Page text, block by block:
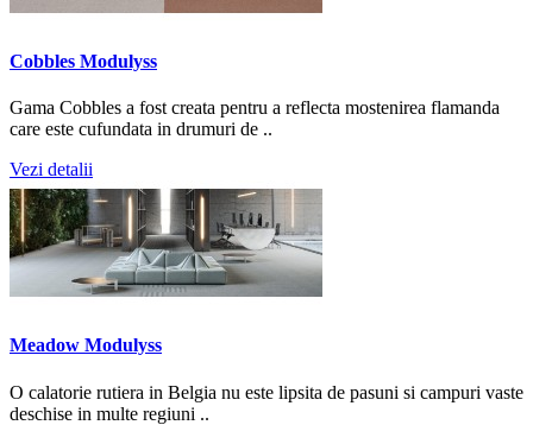
Cobbles Modulyss
Gama Cobbles a fost creata pentru a reflecta mostenirea flamanda
care este cufundata in drumuri de ..
Vezi detalii
Meadow Modulyss
O calatorie rutiera in Belgia nu este lipsita de pasuni si campuri vaste
deschise in multe regiuni ..